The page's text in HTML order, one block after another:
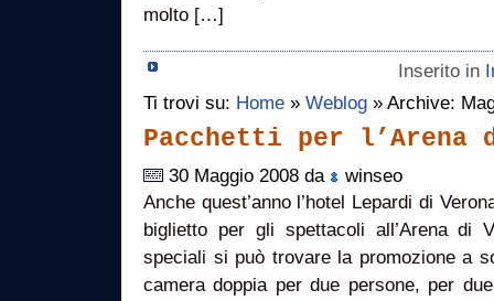
molto […]
Inserito in
Ti trovi su: Home » Weblog » Archive:
Pacchetti per l’Arena
30 Maggio 2008 da
winseo
Anche quest’anno l’hotel Lepardi di
biglietto per gli spettacoli all’Arena di
speciali si può trovare la promozione a
camera doppia per due persone, per